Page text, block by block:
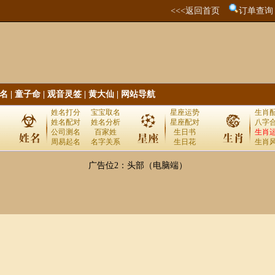
<<<返回首页 订单查询
童子命 观音灵签 黄大仙 网站导航
姓名打分
宝宝取名
姓名配对
姓名分析
公司测名
百家姓
周易起名
名字关系
星座运势
星座配对
生日书
生日花
生肖
八字
生肖
生肖
广告位2：头部（电脑端）